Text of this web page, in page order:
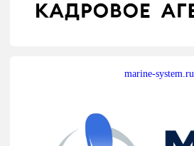
marine-system.ru